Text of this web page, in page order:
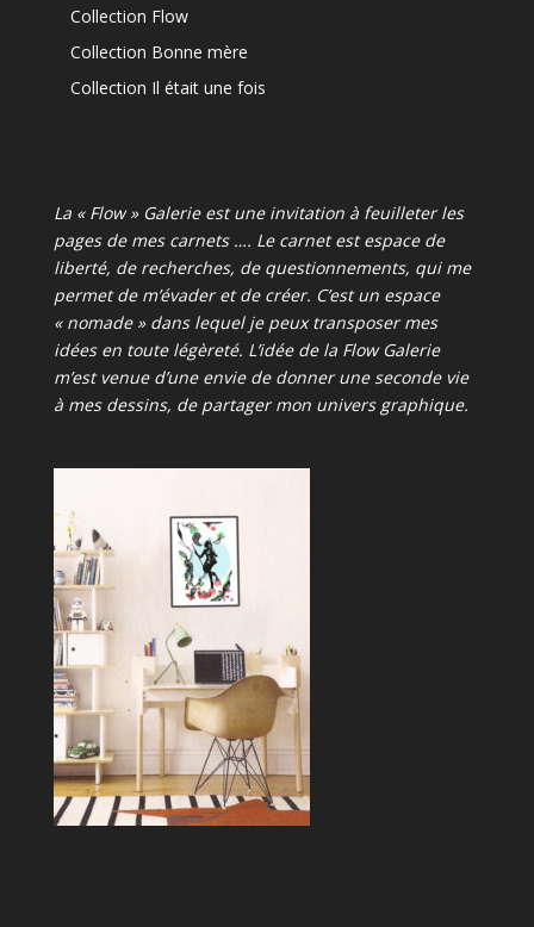
Collection Flow
Collection Bonne mère
Collection Il était une fois
La « Flow » Galerie est une invitation à feuilleter les
pages de mes carnets …. Le carnet est espace de
liberté, de recherches, de questionnements, qui me
permet de m’évader et de créer. C’est un espace
« nomade » dans lequel je peux transposer mes
idées en toute légèreté. L’idée de la Flow Galerie
m’est venue d’une envie de donner une seconde vie
à mes dessins, de partager mon univers graphique.